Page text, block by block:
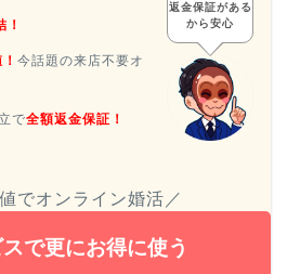
！
今話題の来店不要オ
で全額返金保証！
返金保証がある
から安心
でオンライン婚活／
で更にお得に使う